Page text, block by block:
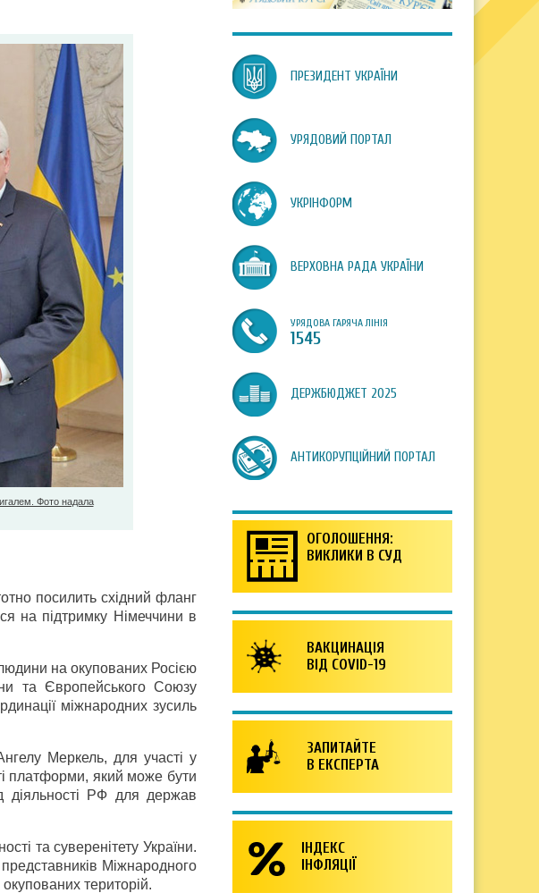
Фото надала
посилить східний фланг
на підтримку Німеччини в
на окупованих Росією
та Європейського Союзу
міжнародних зусиль
Меркель, для участі у
платформи, який може бути
діяльності РФ для держав
та суверенітету України.
Міжнародного
територій.
ПРЕЗИДЕНТ УКРАЇНИ
УРЯДОВИЙ ПОРТАЛ
УКРІНФОРМ
ВЕРХОВНА РАДА УКРАЇНИ
УРЯДОВА ГАРЯЧА ЛІНІЯ
1545
ДЕРЖБЮДЖЕТ 2025
АНТИКОРУПЦІЙНИЙ ПОРТАЛ
ОГОЛОШЕННЯ:
ВИКЛИКИ В СУД
ВАКЦИНАЦІЯ
ВІД COVID-19
ЗАПИТАЙТЕ
В ЕКСПЕРТА
ІНДЕКС
ІНФЛЯЦІЇ